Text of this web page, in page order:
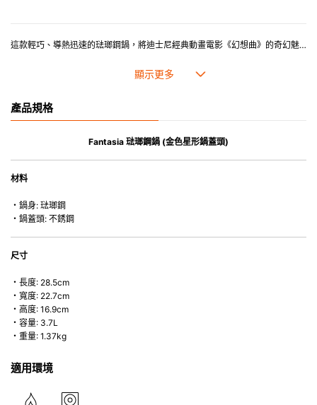
這款輕巧、導熱迅速的琺瑯鋼鍋，將迪士尼經典動畫電影《幻想曲》的奇幻魅力融入 Le Creuset 經典設計。石榴紅色調令人聯想到米奇身穿的紅色魔法師長袍，鍋身飾有米奇與掃帚的俏皮圖案。搭配金色星形鍋蓋頭，適合燉菜、煮湯及各式料理，從爐火到餐桌皆展現優雅風格。
產品規格
Fantasia 琺瑯鋼鍋 (金色星形鍋蓋頭)
材料
・鍋身: 琺瑯鋼
・鍋蓋頭: 不銹鋼
尺寸
・長度: 28.5cm
・寬度: 22.7cm
・高度: 16.9cm
・容量: 3.7L
・重量: 1.37kg
適用環境